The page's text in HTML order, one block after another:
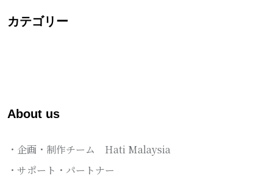
カテゴリー
About us
・企画・制作チーム Hati Malaysia
・サポート・パートナー